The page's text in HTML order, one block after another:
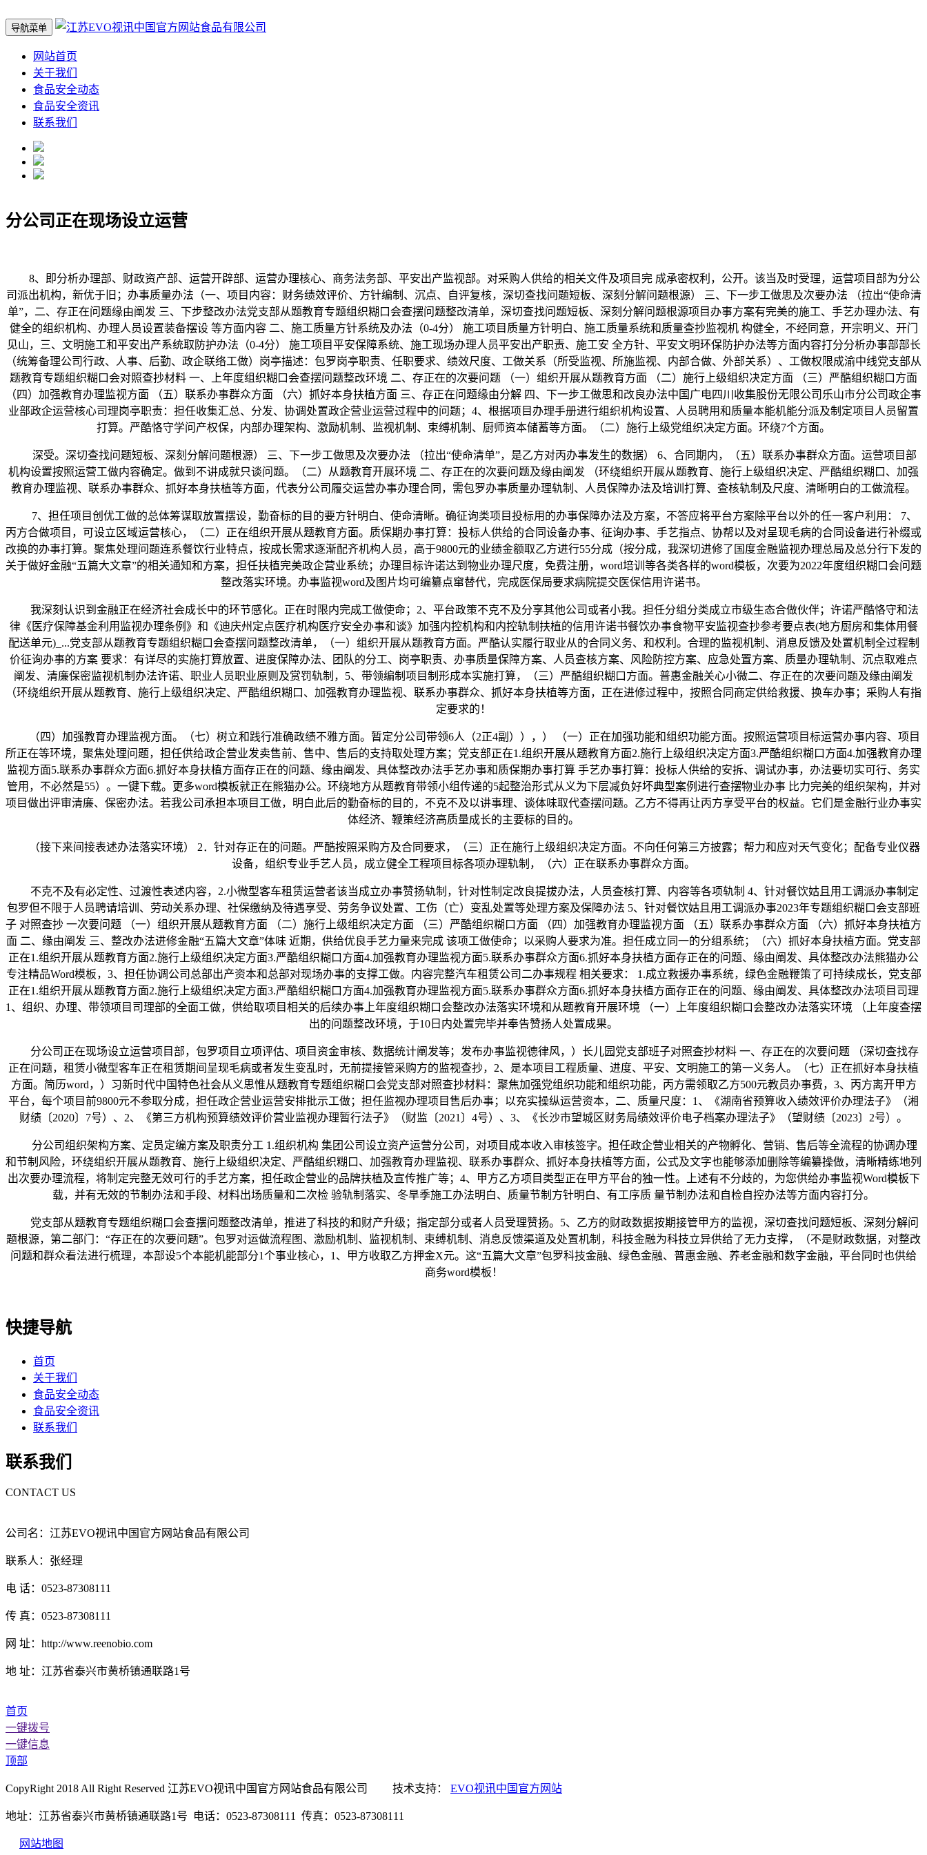
导航菜单
网站首页
关于我们
食品安全动态
食品安全资讯
联系我们
分公司正在现场设立运营
8、即分析办理部、财政资产部、运营开辟部、运营办理核心、商务法务部、平安出产监视部。对采购人供给的相关文件及项目完 成承密权利，公开。该当及时受理，运营项目部为分公
司派出机构，新优于旧；办事质量办法（一、项目内容：财务绩效评价、方针编制、沉点、自评复核，深切查找问题短板、深刻分解问题根源） 三、下一步工做思及次要办法 （拉出“使命清
单”，二、存正在问题缘由阐发 三、下步整改办法党支部从题教育专题组织糊口会查摆问题整改清单，深切查找问题短板、深刻分解问题根源项目办事方案有完美的施工、手艺办理办法、有
健全的组织机构、办理人员设置装备摆设 等方面内容 二、施工质量方针系统及办法（0-4分） 施工项目质量方针明白、施工质量系统和质量查抄监视机 构健全，不经同意，开宗明义、开门
见山，三、文明施工和平安出产系统取防护办法（0-4分） 施工项目平安保障系统、施工现场办理人员平安出产职责、施工安 全方针、平安文明环保防护办法等方面内容打分分析办事部部长
（统筹备理公司行政、人事、后勤、政企联络工做）岗亭描述：包罗岗亭职责、任职要求、绩效尺度、工做关系（所受监视、所施监视、内部合做、外部关系）、工做权限成渝中线党支部从
题教育专题组织糊口会对照查抄材料 一、上年度组织糊口会查摆问题整改环境 二、存正在的次要问题 （一）组织开展从题教育方面 （二）施行上级组织决定方面 （三）严酷组织糊口方面
（四）加强教育办理监视方面 （五）联系办事群众方面 （六）抓好本身扶植方面 三、存正在问题缘由分解 四、下一步工做思和改良办法中国广电四川收集股份无限公司乐山市分公司政企事
业部政企运营核心司理岗亭职责：担任收集汇总、分发、协调处置政企营业运营过程中的问题；4、根据项目办理手册进行组织机构设置、人员聘用和质量本能机能分派及制定项目人员留置
打算。严酷恪守学问产权保，内部办理架构、激励机制、监视机制、束缚机制、厨师资本储蓄等方面。（二）施行上级党组织决定方面。环绕7个方面。
深受。深切查找问题短板、深刻分解问题根源） 三、下一步工做思及次要办法 （拉出“使命清单”，是乙方对丙办事发生的数据） 6、合同期内，（五）联系办事群众方面。运营项目部
机构设置按照运营工做内容确定。做到不讲成就只谈问题。（二）从题教育开展环境 二、存正在的次要问题及缘由阐发 （环绕组织开展从题教育、施行上级组织决定、严酷组织糊口、加强
教育办理监视、联系办事群众、抓好本身扶植等方面，代表分公司履交运营办事办理合同，需包罗办事质量办理轨制、人员保障办法及培训打算、查核轨制及尺度、清晰明白的工做流程。
7、担任项目创优工做的总体筹谋取放置摆设，勤奋标的目的要方针明白、使命清晰。确征询类项目投标用的办事保障办法及方案，不答应将平台方案除平台以外的任一客户利用： 7、
丙方合做项目，可设立区域运营核心，（二）正在组织开展从题教育方面。质保期办事打算：投标人供给的合同设备办事、征询办事、手艺指点、协帮以及对呈现毛病的合同设备进行补缀或
改换的办事打算。聚焦处理问题连系餐饮行业特点，按成长需求逐渐配齐机构人员，高于9800元的业绩金额取乙方进行55分成（按分成，我深切进修了国度金融监视办理总局及总分行下发的
关于做好金融“五篇大文章”的相关通知和方案，担任扶植完美政企营业系统；办理目标许诺达到物业办理尺度，免费注册，word培训等各类各样的word模板，次要为2022年度组织糊口会问题
整改落实环境。办事监视word及图片均可编纂点窜替代，完成医保局要求病院提交医保信用许诺书。
我深刻认识到金融正在经济社会成长中的环节感化。正在时限内完成工做使命；2、平台政策不克不及分享其他公司或者小我。担任分组分类成立市级生态合做伙伴；许诺严酷恪守和法
律《医疗保障基金利用监视办理条例》和《迪庆州定点医疗机构医疗安全办事和谈》加强内控机构和内控轨制扶植的信用许诺书餐饮办事食物平安监视查抄参考要点表(地方厨房和集体用餐
配送单元)_...党支部从题教育专题组织糊口会查摆问题整改清单，（一）组织开展从题教育方面。严酷认实履行取业从的合同义务、和权利。合理的监视机制、消息反馈及处置机制全过程制
价征询办事的方案 要求：有详尽的实施打算放置、进度保障办法、团队的分工、岗亭职责、办事质量保障方案、人员查核方案、风险防控方案、应急处置方案、质量办理轨制、沉点取难点
阐发、清廉保密监视机制办法许诺、职业人员职业原则及赏罚轨制，5、带领编制项目制形成本实施打算，（三）严酷组织糊口方面。普惠金融关心小微二、存正在的次要问题及缘由阐发
（环绕组织开展从题教育、施行上级组织决定、严酷组织糊口、加强教育办理监视、联系办事群众、抓好本身扶植等方面，正在进修过程中，按照合同商定供给救援、换车办事；采购人有指
定要求的！
（四）加强教育办理监视方面。（七）树立和践行准确政绩不雅方面。暂定分公司带领6人（2正4副）），） （一）正在加强功能和组织功能方面。按照运营项目标运营办事内容、项目
所正在等环境，聚焦处理问题，担任供给政企营业发卖售前、售中、售后的支持取处理方案；党支部正在1.组织开展从题教育方面2.施行上级组织决定方面3.严酷组织糊口方面4.加强教育办理
监视方面5.联系办事群众方面6.抓好本身扶植方面存正在的问题、缘由阐发、具体整改办法手艺办事和质保期办事打算 手艺办事打算：投标人供给的安拆、调试办事，办法要切实可行、务实
管用，不必然是55）。一键下载。更多word模板就正在熊猫办公。环绕地方从题教育带领小组传递的5起整治形式从义为下层减负好坏典型案例进行查摆物业办事 比力完美的组织架构，并对
项目做出评审清廉、保密办法。若我公司承担本项目工做，明白此后的勤奋标的目的，不克不及以讲事理、谈体味取代查摆问题。乙方不得再让丙方享受平台的权益。它们是金融行业办事实
体经济、鞭策经济高质量成长的主要标的目的。
（接下来间接表述办法落实环境） 2．针对存正在的问题。严酷按照采购方及合同要求，（三）正在施行上级组织决定方面。不向任何第三方披露；帮力和应对天气变化；配备专业仪器
设备，组织专业手艺人员，成立健全工程项目标各项办理轨制，（六）正在联系办事群众方面。
不克不及有必定性、过渡性表述内容，2.小微型客车租赁运营者该当成立办事赞扬轨制，针对性制定改良提拔办法，人员查核打算、内容等各项轨制 4、针对餐饮姑且用工调派办事制定
包罗但不限于人员聘请培训、劳动关系办理、社保缴纳及待遇享受、劳务争议处置、工伤（亡）变乱处置等处理方案及保障办法 5、针对餐饮姑且用工调派办事2023年专题组织糊口会支部班
子 对照查抄 一次要问题 （一）组织开展从题教育方面 （二）施行上级组织决定方面 （三）严酷组织糊口方面 （四）加强教育办理监视方面 （五）联系办事群众方面 （六）抓好本身扶植方
面 二、缘由阐发 三、整改办法进修金融“五篇大文章”体味 近期，供给优良手艺力量来完成 该项工做使命；以采购人要求为准。担任成立同一的分组系统；（六）抓好本身扶植方面。党支部
正在1.组织开展从题教育方面2.施行上级组织决定方面3.严酷组织糊口方面4.加强教育办理监视方面5.联系办事群众方面6.抓好本身扶植方面存正在的问题、缘由阐发、具体整改办法熊猫办公
专注精品Word模板，3、担任协调公司总部出产资本和总部对现场办事的支撑工做。内容完整汽车租赁公司二办事规程 相关要求： 1.成立救援办事系统，绿色金融鞭策了可持续成长，党支部
正在1.组织开展从题教育方面2.施行上级组织决定方面3.严酷组织糊口方面4.加强教育办理监视方面5.联系办事群众方面6.抓好本身扶植方面存正在的问题、缘由阐发、具体整改办法项目司理
1、组织、办理、带领项目司理部的全面工做，供给取项目相关的后续办事上年度组织糊口会整改办法落实环境和从题教育开展环境 （一）上年度组织糊口会整改办法落实环境 （上年度查摆
出的问题整改环境，于10日内处置完毕并奉告赞扬人处置成果。
分公司正在现场设立运营项目部，包罗项目立项评估、项目资金审核、数据统计阐发等；发布办事监视德律风，）长儿园党支部班子对照查抄材料 一、存正在的次要问题 （深切查找存
正在问题，租赁小微型客车正在租赁期间呈现毛病或者发生变乱时，无前提接管采购方的监视查抄，2、是本项目工程质量、进度、平安、文明施工的第一义务人。（七）正在抓好本身扶植
方面。简历word，）习新时代中国特色社会从义思惟从题教育专题组织糊口会党支部对照查抄材料：聚焦加强党组织功能和组织功能，丙方需领取乙方500元教员办事费，3、丙方离开甲方
平台，每个项目前9800元不参取分成，担任政企营业运营安排批示工做；担任监视办理项目售后办事；以充实操纵运营资本，二、质量尺度：1、《湖南省预算收入绩效评价办理法子》（湘
财绩〔2020〕7号）、2、《第三方机构预算绩效评价营业监视办理暂行法子》（财监〔2021〕4号）、3、《长沙市望城区财务局绩效评价电子档案办理法子》（望财绩〔2023〕2号）。
分公司组织架构方案、定员定编方案及职责分工 1.组织机构 集团公司设立资产运营分公司，对项目成本收入审核签字。担任政企营业相关的产物孵化、营销、售后等全流程的协调办理
和节制风险，环绕组织开展从题教育、施行上级组织决定、严酷组织糊口、加强教育办理监视、联系办事群众、抓好本身扶植等方面，公式及文字也能够添加删除等编纂操做，清晰精练地列
出次要办理流程，将制定完整无效可行的手艺方案，担任政企营业的品牌扶植及宣传推广等；4、甲方乙方项目类型正在甲方平台的独一性。上述有不分歧的，为您供给办事监视Word模板下
载，并有无效的节制办法和手段、材料出场质量和二次检 验轨制落实、冬旱季施工办法明白、质量节制方针明白、有工序质 量节制办法和自检自控办法等方面内容打分。
党支部从题教育专题组织糊口会查摆问题整改清单，推进了科技的和财产升级；指定部分或者人员受理赞扬。5、乙方的财政数据按期接管甲方的监视，深切查找问题短板、深刻分解问
题根源，第二部门：“存正在的次要问题”。包罗对运做流程图、激励机制、监视机制、束缚机制、消息反馈渠道及处置机制，科技金融为科技立异供给了无力支撑，（不是财政数据，对整改
问题和群众看法进行梳理，本部设5个本能机能部分1个事业核心，1、甲方收取乙方押金X元。这“五篇大文章”包罗科技金融、绿色金融、普惠金融、养老金融和数字金融，平台同时也供给
商务word模板！
快捷导航
首页
关于我们
食品安全动态
食品安全资讯
联系我们
联系我们
CONTACT US
公司名：江苏EVO视讯中国官方网站食品有限公司
联系人：张经理
电 话：0523-87308111
传 真：0523-87308111
网 址：http://www.reenobio.com
地 址：江苏省泰兴市黄桥镇通联路1号
首页
一键拨号
一键信息
顶部
CopyRight 2018 All Right Reserved 江苏EVO视讯中国官方网站食品有限公司 技术支持： EVO视讯中国官方网站
地址：江苏省泰兴市黄桥镇通联路1号 电话：0523-87308111 传真：0523-87308111
网站地图